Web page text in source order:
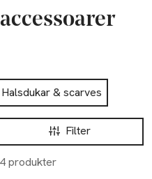
Halsdukar & scarves
Filter
produkter